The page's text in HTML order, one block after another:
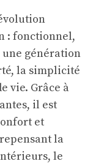
: fonctionnel,
génération
la simplicité
vie. Grâce à
il est
et
la
le